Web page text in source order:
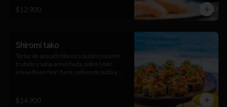
$12.900
Shiromi tako
Tartar de pescado blanco y pulpo crocante
trufado y salsa acevichada, sobre Maki
envuelto en Nori furai, relleno de palta y
$14.900